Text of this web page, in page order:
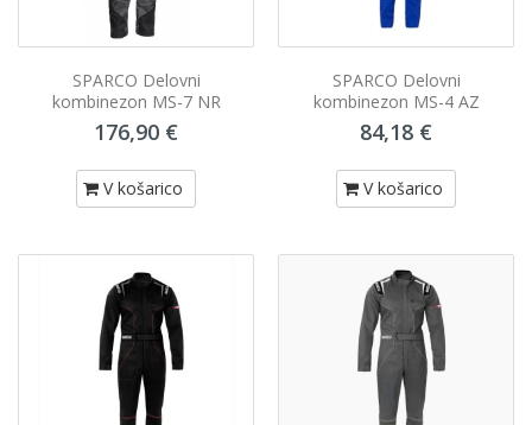
SPARCO Delovni
kombinezon MS-7 NR
176,90 €
V košarico
SPARCO Delovni
kombinezon MS-4 AZ
84,18 €
V košarico